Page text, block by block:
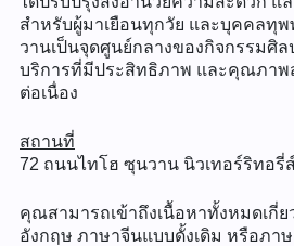
สำหรับผู้มาเยือนทุกวัย และบุคคลทุ
วานเป็นจุดศูนย์กลางของกิจกรรมศิล
บริการที่มีประสิทธิภาพ และคุณภาพ
ต่อเนื่อง
สถานที่
72 ถนนไทโฮ ซุนวาน นิวเทอร์ริทอรี่
คุณสามารถเข้าถึงเนื้อหาทั้งหมดเกี่
อังกฤษ ภาษาจีนแบบดั้งเดิม หรือภา